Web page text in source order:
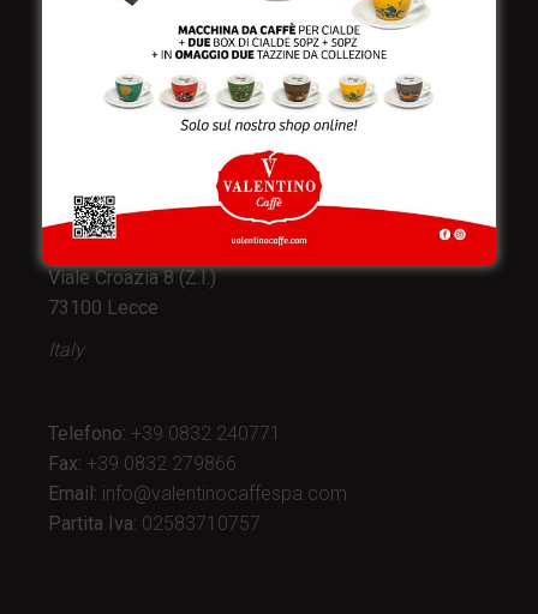
e produzione:
Viale Croazia 8 (Z.I.)
73100 Lecce
Italy
Telefono: +39 0832 240771
Fax: +39 0832 279866
Email: info@valentinocaffespa.com
Partita Iva: 02583710757